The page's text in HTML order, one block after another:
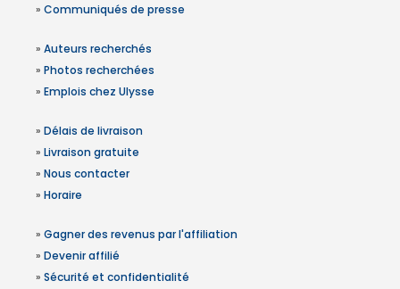
» Communiqués de presse
» Auteurs recherchés
» Photos recherchées
» Emplois chez Ulysse
» Délais de livraison
» Livraison gratuite
» Nous contacter
» Horaire
» Gagner des revenus par l'affiliation
» Devenir affilié
» Sécurité et confidentialité